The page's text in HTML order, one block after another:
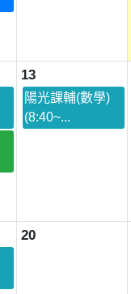
13
陽光課輔(數學)
(8:40~...
20